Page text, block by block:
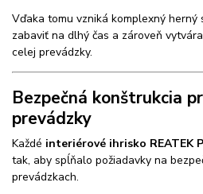
Vďaka tomu vzniká komplexný herný
zabaviť na dlhý čas a zároveň
celej prevádzky.
Bezpečná konštrukcia
prevádzky
Každé interiérové ihrisko REATEK
tak, aby spĺňalo požiadavky na
prevádzkach.